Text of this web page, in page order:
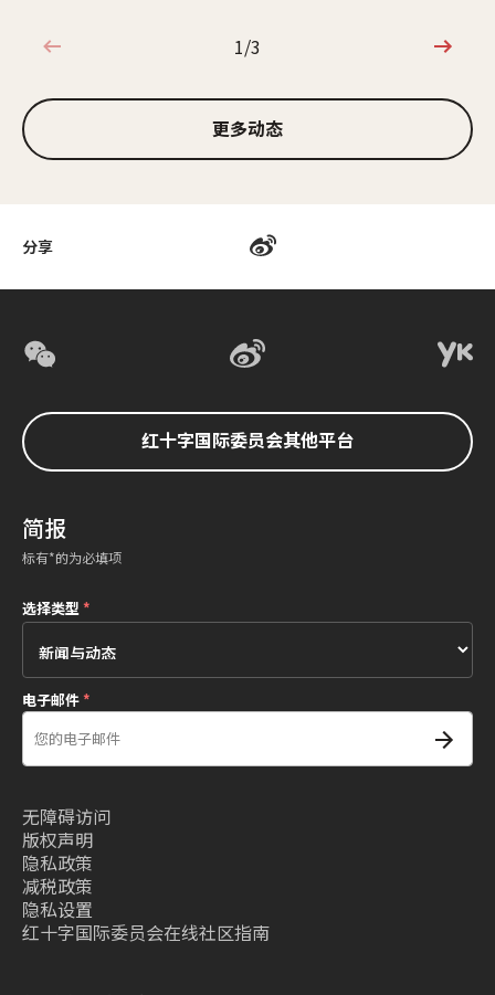
分享
1/3
1/3
更多动态
红十字国际委员会其他平台
简报
标有*的为必填项
选择类型 *
电子邮件*
无障碍访问
版权声明
隐私政策
减税政策
隐私设置
红十字国际委员会在线社区指南